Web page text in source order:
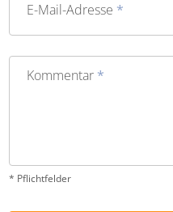
E-Mail-Adresse *
Kommentar *
* Pflichtfelder